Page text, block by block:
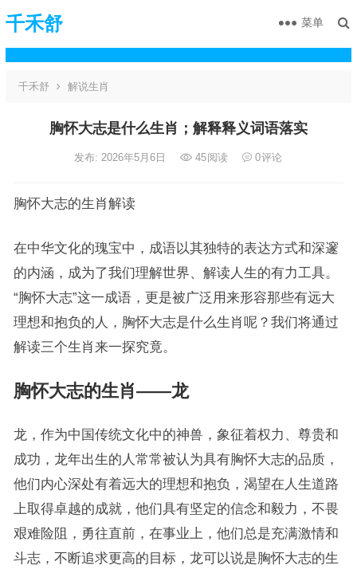
千禾舒 菜单
千禾舒 解说生肖
胸怀大志是什么生肖；解释释义词语落实
发布: 2026年5月6日 45阅读 0评论
胸怀大志的生肖解读
在中华文化的瑰宝中，成语以其独特的表达方式和深邃
的内涵，成为了我们理解世界、解读人生的有力工具。
“胸怀大志”这一成语，更是被广泛用来形容那些有远大
理想和抱负的人，胸怀大志是什么生肖呢？我们将通过
解读三个生肖来一探究竟。
胸怀大志的生肖——龙
龙，作为中国传统文化中的神兽，象征着权力、尊贵和
成功，龙年出生的人常常被认为具有胸怀大志的品质，
他们内心深处有着远大的理想和抱负，渴望在人生道路
上取得卓越的成就，他们具有坚定的信念和毅力，不畏
艰难险阻，勇往直前，在事业上，他们总是充满激情和
斗志，不断追求更高的目标，龙可以说是胸怀大志的生